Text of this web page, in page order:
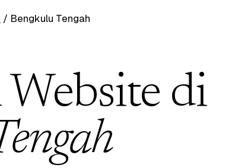
/ Bengkulu Tengah
Website di